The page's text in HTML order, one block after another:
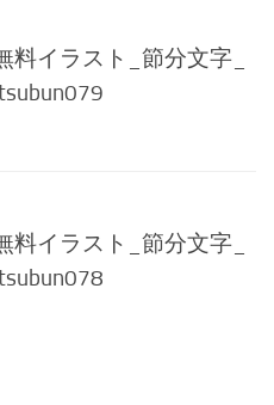
料イラスト_節分文字_
料イラスト_節分文字_